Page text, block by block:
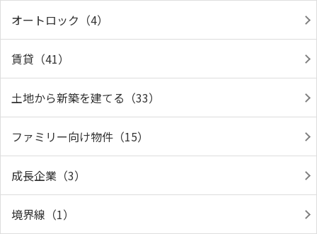
オートロック（4）
賃貸（41）
土地から新築を建てる（33）
ファミリー向け物件（15）
成長企業（3）
境界線（1）